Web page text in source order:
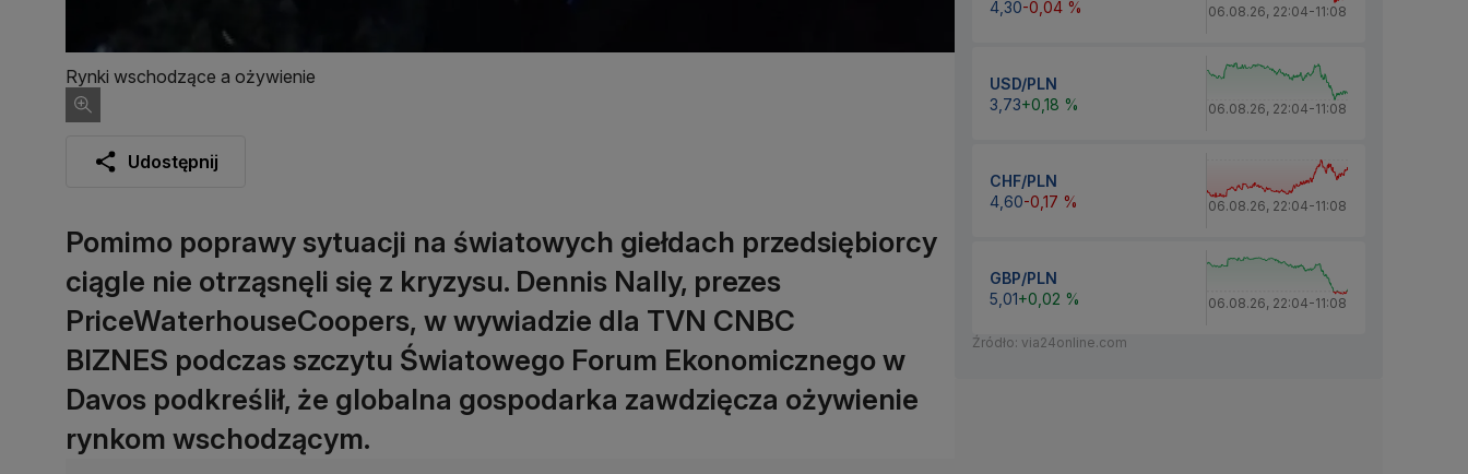
Rynki wschodzące a ożywienie
Udostępnij
Pomimo poprawy sytuacji na światowych giełdach przedsiębiorcy
ciągle nie otrząsnęli się z kryzysu. Dennis Nally, prezes
PriceWaterhouseCoopers, w wywiadzie dla TVN CNBC
BIZNES podczas szczytu Światowego Forum Ekonomicznego w
Davos podkreślił, że globalna gospodarka zawdzięcza ożywienie
rynkom wschodzącym.
4,30-0,04 % 06.08.26, 22:04-11:08
USD/PLN
3,73+0,18 % 06.08.26, 22:04-11:08
CHF/PLN
4,60-0,17 % 06.08.26, 22:04-11:08
GBP/PLN
5,01+0,02 % 06.08.26, 22:04-11:08
Źródło: via24online.com